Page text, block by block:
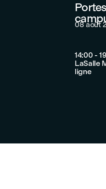
08 août
14:00 -
LaSalle
ligne